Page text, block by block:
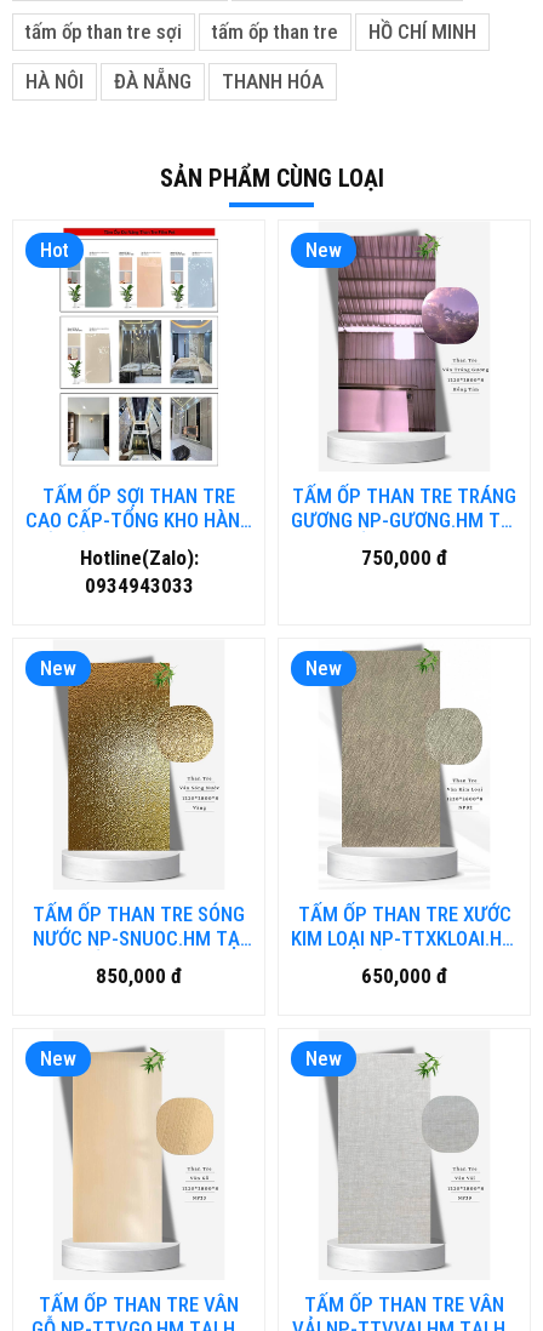
tấm ốp than tre sợi tấm ốp than tre HỒ CHÍ MINH
HÀ NÔI ĐÀ NẴNG THANH HÓA
SẢN PHẨM CÙNG LOẠI
Hot
TẤM ỐP SỢI THAN TRE
CAO CẤP-TỔNG KHO HÀNG
TẤM ỐP THAN TRE TẠI ĐÀ
NẴNG
Hotline(Zalo):
0934943033
New
TẤM ỐP THAN TRE TRÁNG
GƯƠNG NP-GƯƠNG.HM TẠI
HỒ CHÍ MINH
750,000 đ
New
TẤM ỐP THAN TRE SÓNG
NƯỚC NP-SNUOC.HM TẠI
HỒ CHÍ MINH
850,000 đ
New
TẤM ỐP THAN TRE XƯỚC
KIM LOẠI NP-TTXKLOAI.HM
TẠI HỒ CHÍ MINH
650,000 đ
New
TẤM ỐP THAN TRE VÂN
New
TẤM ỐP THAN TRE VÂN